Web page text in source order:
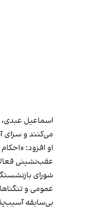
اسماعیل عبدی،
می‌کنند و
او افزود:
عقب‌نشینی
شورای
عمومی و
بی‌سابقه